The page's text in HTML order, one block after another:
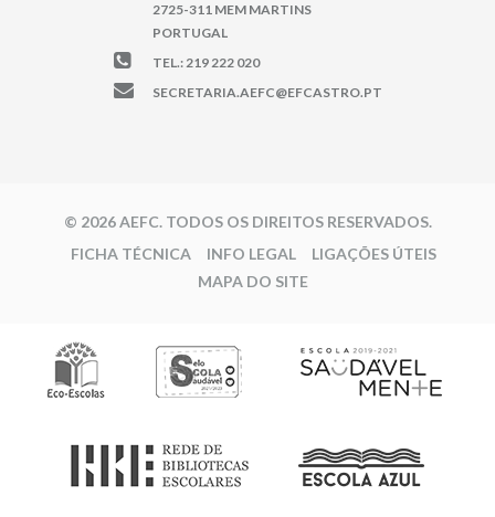
2725-311 MEM MARTINS
PORTUGAL
TEL.: 219 222 020
SECRETARIA.AEFC@EFCASTRO.PT
© 2026 AEFC. TODOS OS DIREITOS RESERVADOS.
FICHA TÉCNICA
INFO LEGAL
LIGAÇÕES ÚTEIS
MAPA DO SITE